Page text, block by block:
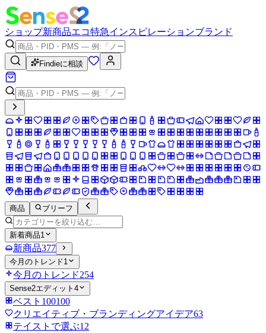
ショップ新商品エコ特急インスピレーションブランド
Findieに相談
商品 ブリーフ
新着商品1
新商品377
今月のトレンド1
今月のトレンド254
Sense2エディット 4
ベスト100100
クリエイティブ・ブランディングアイデア63
テイストで選ぶ12